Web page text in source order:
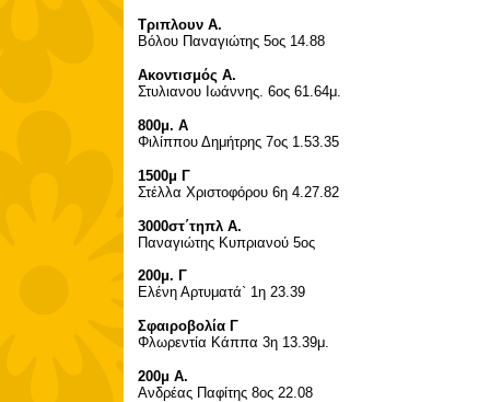
Τριπλουν Α.
Βόλου Παναγιώτης 5ος 14.88
Ακοντισμός Α.
Στυλιανου Ιωάννης. 6ος 61.64μ.
800μ. Α
Φιλίππου Δημήτρης 7ος 1.53.35
1500μ Γ
Στέλλα Χριστοφόρου 6η 4.27.82
3000στ΄τηπλ Α.
Παναγιώτης Κυπριανού 5ος
200μ. Γ
Ελένη Αρτυματά` 1η 23.39
Σφαιροβολία Γ
Φλωρεντία Κάππα 3η 13.39μ.
200μ Α.
Ανδρέας Παφίτης 8ος 22.08